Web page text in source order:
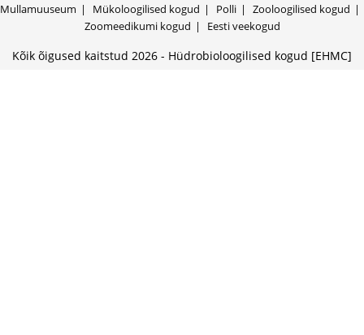
Mullamuuseum
Mükoloogilised kogud Polli
Zooloogilised kogud
Zoomeedikumi kogud
Eesti veekogud
Kõik õigused kaitstud 2026 - Hüdrobioloogilised kogud [EHMC]